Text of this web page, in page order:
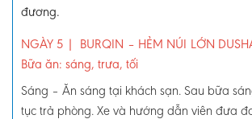
đương.
NGÀY 5 | BURQIN – HẺM NÚI LỚN
Bữa ăn: sáng, trưa, tối
Sáng – Ăn sáng tại khách sạn. Sau bữa
tục trả phòng. Xe và hướng dẫn viên đưa